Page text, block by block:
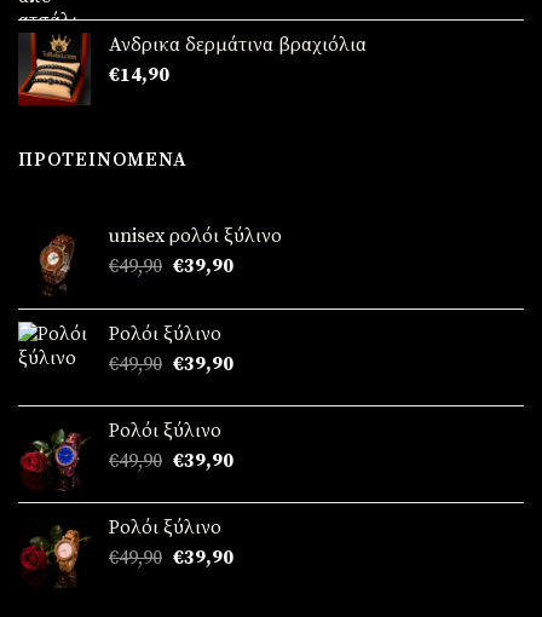
Ανδρικα δερμάτινα βραχιόλια
€14,90
ΠΡΟΤΕΙΝΌΜΕΝΑ
unisex ρολόι ξύλινο
€49,90 Original
was:
€49,90.
€39,90Η
τιμή
€39,90.
Ρολόι ξύλινο
€49,90 Original
was:
€49,90.
€39,90Η
τιμή
€39,90.
Ρολόι ξύλινο
€49,90 Original
was:
€49,90.
€39,90Η
τιμή
€39,90.
Ρολόι ξύλινο
€49,90 Original
€39,90Η